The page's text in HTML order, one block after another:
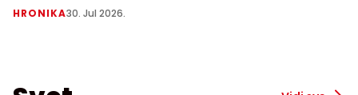
HRONIKA30. Jul 2026.